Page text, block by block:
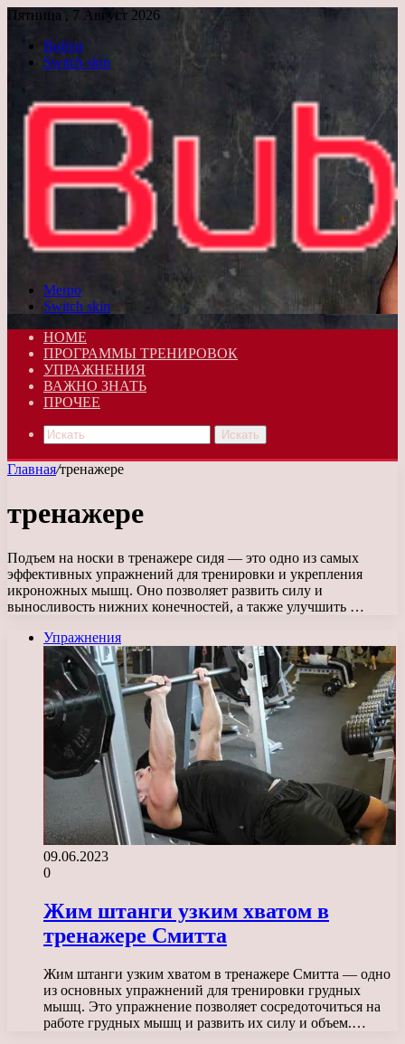
Пятница , 7 Август 2026
Войти
Switch skin
Меню
Switch skin
HOME
ПРОГРАММЫ ТРЕНИРОВОК
УПРАЖНЕНИЯ
ВАЖНО ЗНАТЬ
ПРОЧЕЕ
Искать
Главная/тренажере
тренажере
Подъем на носки в тренажере сидя — это одно из самых
эффективных упражнений для тренировки и укрепления
икроножных мышц. Оно позволяет развить силу и
выносливость нижних конечностей, а также улучшить …
Упражнения
09.06.2023
0
Жим штанги узким хватом в
тренажере Смитта
Жим штанги узким хватом в тренажере Смитта — одно
из основных упражнений для тренировки грудных
мышц. Это упражнение позволяет сосредоточиться на
работе грудных мышц и развить их силу и объем.…